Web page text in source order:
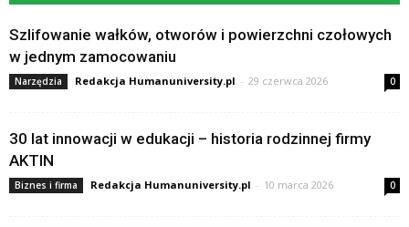
Szlifowanie wałków, otworów i powierzchni czołowych
w jednym zamocowaniu
Narzędzia Redakcja Humanuniversity.pl - 29 czerwca 2026 0
30 lat innowacji w edukacji – historia rodzinnej firmy
AKTIN
Biznes i firma Redakcja Humanuniversity.pl - 10 marca 2026 0